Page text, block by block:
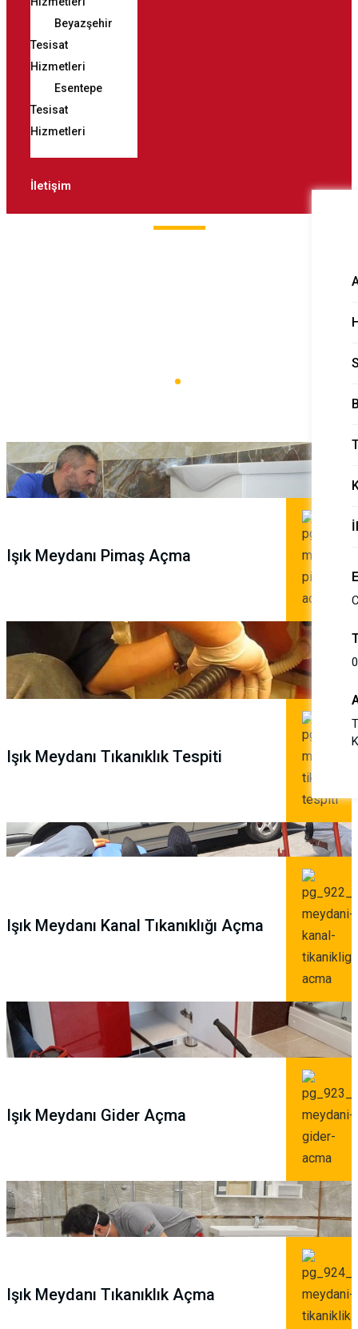
Beyazşehir
Tesisat
Hizmetleri
Esentepe
Tesisat
Hizmetleri
İletişim
Işık Meydanı Pimaş Açma
Işık Meydanı Tıkanıklık Tespiti
Işık Meydanı Kanal Tıkanıklığı Açma
Işık Meydanı Gider Açma
Işık Meydanı Tıkanıklık Açma